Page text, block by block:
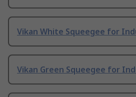
Vikan White Squeegee for
Vikan Green Squeegee for